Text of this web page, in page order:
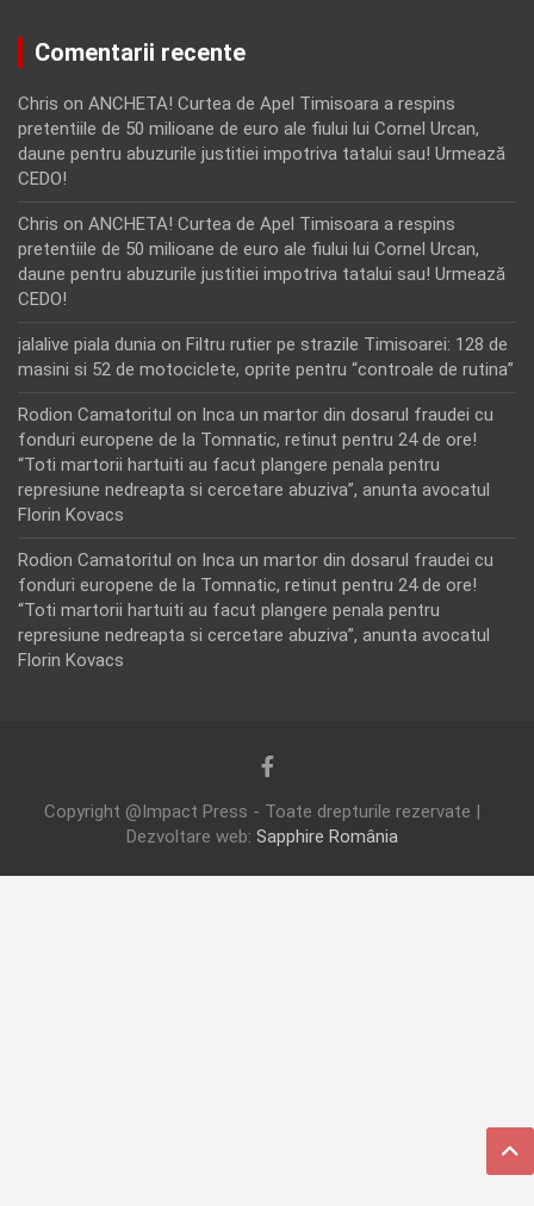
Comentarii recente
Chris on ANCHETA! Curtea de Apel Timisoara a respins
pretentiile de 50 milioane de euro ale fiului lui Cornel Urcan,
daune pentru abuzurile justitiei impotriva tatalui sau! Urmează
CEDO!
Chris on ANCHETA! Curtea de Apel Timisoara a respins
pretentiile de 50 milioane de euro ale fiului lui Cornel Urcan,
daune pentru abuzurile justitiei impotriva tatalui sau! Urmează
CEDO!
jalalive piala dunia on Filtru rutier pe strazile Timisoarei: 128 de
masini si 52 de motociclete, oprite pentru “controale de rutina”
Rodion Camatoritul on Inca un martor din dosarul fraudei cu
fonduri europene de la Tomnatic, retinut pentru 24 de ore!
“Toti martorii hartuiti au facut plangere penala pentru
represiune nedreapta si cercetare abuziva”, anunta avocatul
Florin Kovacs
Rodion Camatoritul on Inca un martor din dosarul fraudei cu
fonduri europene de la Tomnatic, retinut pentru 24 de ore!
“Toti martorii hartuiti au facut plangere penala pentru
represiune nedreapta si cercetare abuziva”, anunta avocatul
Florin Kovacs
Copyright @Impact Press - Toate drepturile rezervate |
Dezvoltare web: Sapphire România